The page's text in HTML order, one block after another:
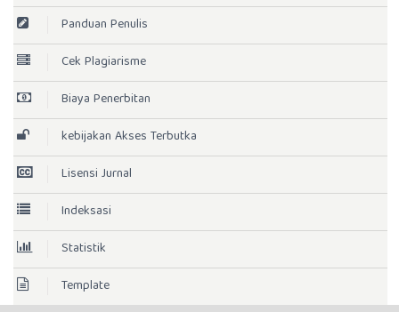
Panduan Penulis
Cek Plagiarisme
Biaya Penerbitan
kebijakan Akses Terbutka
Lisensi Jurnal
Indeksasi
Statistik
Template